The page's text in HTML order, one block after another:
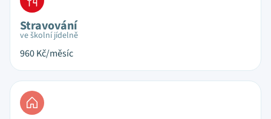
Stravování
ve školní jídelně
960Kč/měsíc